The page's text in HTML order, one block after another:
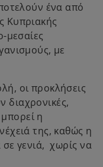
ένα από
Κυπριακής
μεσαίες
με
οι προκλήσεις
διαχρονικές,
η
της, καθώς η
σε γενιά, χωρίς να